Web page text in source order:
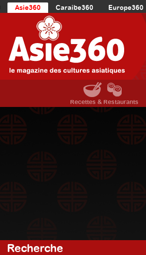
Asie360 Caraibe360 Europe360
Recettes & Restaurants
Recherche